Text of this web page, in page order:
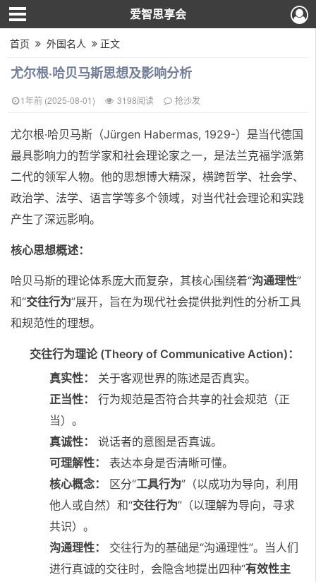
爱智思享会
首页 外国名人 正文
尤尔根·哈贝马斯思想及影响分析
1年前 (2025-08-01) 3198阅读 抢沙发
尤尔根·哈贝马斯（Jürgen Habermas, 1929-）是当代德国
最具影响力的哲学家和社会理论家之一，是法兰克福学派第
二代的领军人物。他的思想博大精深，横跨哲学、社会学、
政治学、法学、语言学等多个领域，对当代社会理论和实践
产生了深远影响。
核心思想概述：
哈贝马斯的理论体系庞大而复杂，其核心围绕着“沟通理性”
和“交往行为”展开，旨在为现代社会提供批判性的分析工具
和规范性的理想。
交往行为理论 (Theory of Communicative Action)：
真实性：
关于客观世界的陈述是否真实。
正当性：
行为规范是否符合共享的社会规范（正
当）。
真诚性：
说话者的意图是否真诚。
可理解性：
表达本身是否清晰可懂。
核心概念：
区分“工具行为”（以成功为导向，利用
他人或自然）和“交往行为”（以理解为导向，寻求
共识）。
沟通理性：
交往行为的基础是“沟通理性”。当人们
进行真诚的交往时，会隐含地提出四种“有效性主